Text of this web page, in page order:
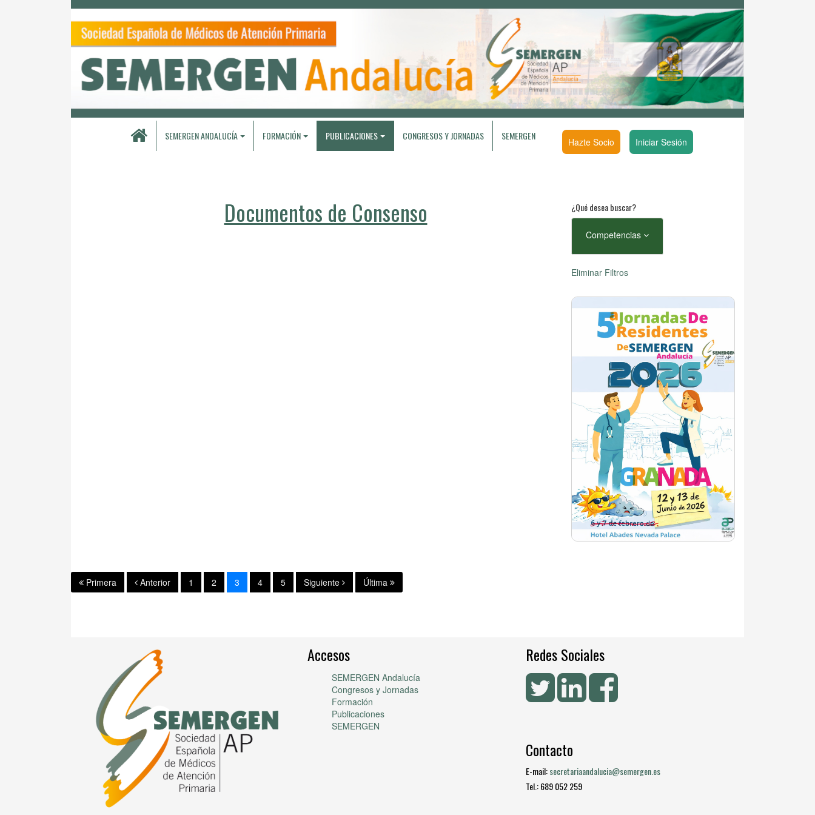
SEMERGEN ANDALUCÍA FORMACIÓN PUBLICACIONES CONGRESOS Y JORNADAS SEMERGEN Hazte Socio Iniciar Sesión
Documentos de Consenso ¿Qué desea buscar?
Competencias
Eliminar Filtros
Primera Anterior 1 2 3 4 5 Siguiente Última
Accesos
SEMERGEN Andalucía
Congresos y Jornadas
Formación
Publicaciones
SEMERGEN
Redes Sociales
Contacto
E-mail:secretariaandalucia@semergen.es
Tel.: 689 052 259